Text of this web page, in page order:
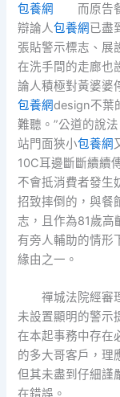
包養網
而原告餐
辯論人包養網已盡
張貼警示標志、展
在洗手間的走廊也
論人積極對黃婆婆
包養網design不葉
難聽。”公道的說
站門面狹小包養網
10C耳邊斷斷續續
不會抵消費者發生
招致摔倒的，與餐
志，且作為81歲高
有旁人輔助的情形
緣由之一。
禪城法院經審理
未設置顯明的警示
在本起事務中存在
的多大哥客戶，理
但其未盡到仔細謹
在錯誤。